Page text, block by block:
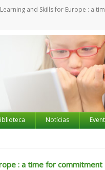
and Skills for Europe : a time for
Notícias
: a time for commitment